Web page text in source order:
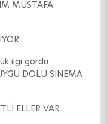
MUSTAFA
ilgi gördü
DOLU SİNEMA
ELLER VAR